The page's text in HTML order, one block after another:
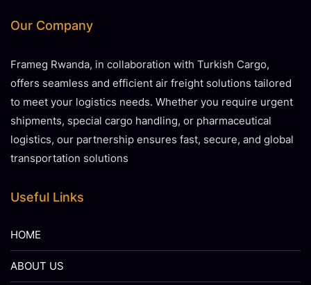
Our Company
Frameg Rwanda, in collaboration with Turkish Cargo,
offers seamless and efficient air freight solutions tailored
to meet your logistics needs. Whether you require urgent
shipments, special cargo handling, or pharmaceutical
logistics, our partnership ensures fast, secure, and global
transportation solutions
Useful Links
HOME
ABOUT US